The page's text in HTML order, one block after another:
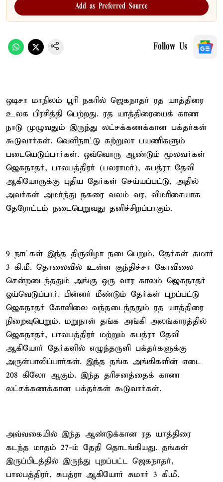
Add as Preferred Source
Follow Us
ஒடிசா மாநிலம் பூரி நகரில் ஜெகநாதர் ரத யாத்திரை
உலக பிரசித்தி பெற்றது. ரத யாத்திரையைக் காண
நாடு முழுவதும் இருந்து லட்சக்கணக்கான பக்தர்கள்
கூடுவார்கள். வெளிநாட்டு சுற்றுலா பயணிகளும்
படையெடுப்பார்கள். ஒவ்வொரு ஆண்டும் மூலவர்கள்
ஜெகநாதர், பாலபத்திரர் (பலராமர்), சுபத்ரா தேவி
ஆகியோருக்கு புதிய தேர்கள் செய்யப்பட்டு, அதில்
அவர்கள் அமர்ந்து நகரை வலம் வர, விமரிசையாக
தேரோட்டம் நடைபெறுவது தனிச்சிறப்பாகும்.
9 நாட்கள் இந்த திருவிழா நடைபெறும். தேர்கள் சுமார்
3 கி.மீ. தொலைவில் உள்ள குந்திச்சா கோவிலை
சென்றடைந்ததும் அங்கு ஒரு வார காலம் ஜெகநாதர்
ஓய்வெடுப்பார். பின்னர் மீண்டும் தேர்கள் புறப்பட்டு
ஜெகநாதர் கோவிலை வந்தடைந்ததும் ரத யாத்திரை
நிறைவுபெறும். மறுநாள் தங்க அங்கி அலங்காரத்தில்
ஜெகநாதர், பாலபத்திரர் மற்றும் சுபத்ரா தேவி
ஆகியோர் தேர்களில் எழுந்தருளி பக்தர்களுக்கு
அருள்பாலிப்பார்கள். இந்த தங்க அங்கிகளின் எடை
208 கிலோ ஆகும். இந்த தரிசனத்தைக் காண
லட்சக்கணக்கான பக்தர்கள் கூடுவார்கள்.
அவ்வகையில் இந்த ஆண்டுக்கான ரத யாத்திரை
கடந்த மாதம் 27-ம் தேதி தொடங்கியது. தங்கள்
இருப்பிடத்தில் இருந்து புறப்பட்ட ஜெகநாதர்,
பாலபத்திரர், சுபத்ரா ஆகியோர் சுமார் 3 கி.மீ.